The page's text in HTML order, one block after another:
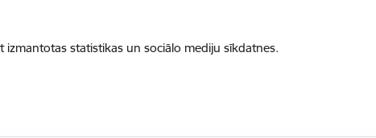
statistikas un sociālo mediju sīkdatnes.